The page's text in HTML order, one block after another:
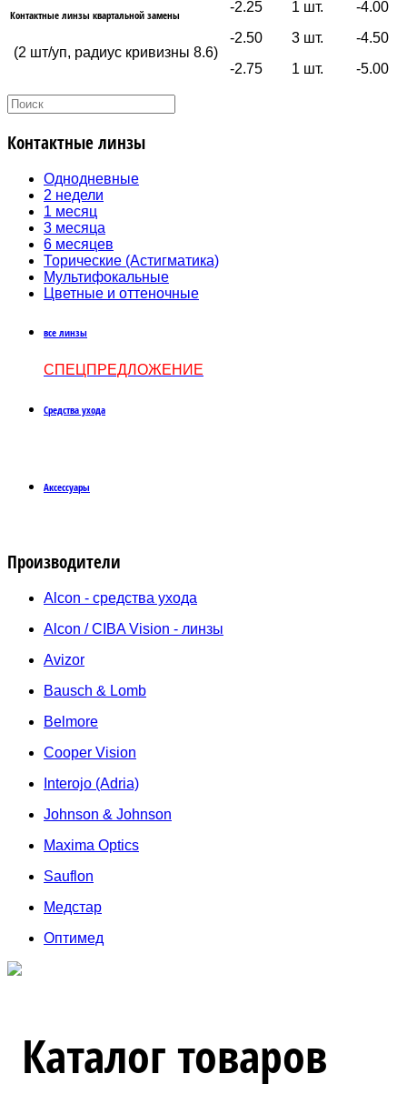
Контактные линзы квартальной замены
(2 шт/уп, радиус кривизны 8.6)
-2.25 1 шт.
-2.50 3 шт.
-2.75 1 шт.
-4.00
-4.50
-
Контактные линзы
Однодневные
2 недели
1 месяц
3 месяца
6 месяцев
Торические (Астигматика)
Мультифокальные
Цветные и оттеночные
все линзы
СПЕЦПРЕДЛОЖЕНИЕ
Средства ухода
Аксессуары
Производители
Alcon - средства ухода
Alcon / CIBA Vision - линзы
Avizor
Bausch & Lomb
Belmore
Cooper Vision
Interojo (Adria)
Johnson & Johnson
Maxima Optics
Sauflon
Медстар
Оптимед
Каталог товаров